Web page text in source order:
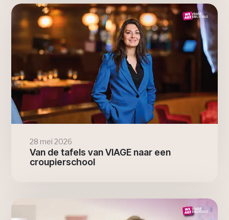
28 mei 2026
Van de tafels van VIAGE naar een
croupierschool